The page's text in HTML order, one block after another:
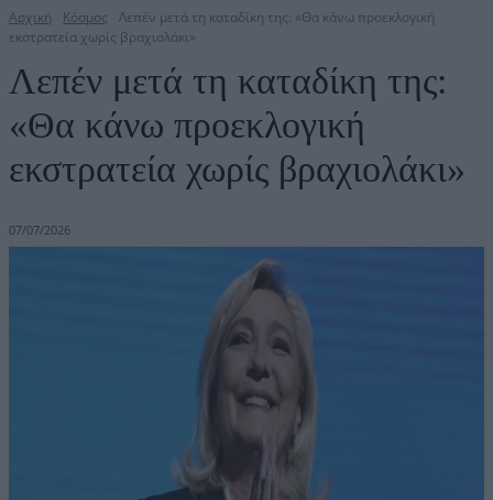
Αρχική Κόσμος
Λεπέν μετά τη καταδίκη της: «Θα κάνω προεκλογική
εκστρατεία χωρίς βραχιολάκι»
Λεπέν μετά τη καταδίκη της:
«Θα κάνω προεκλογική
εκστρατεία χωρίς βραχιολάκι»
07/07/2026